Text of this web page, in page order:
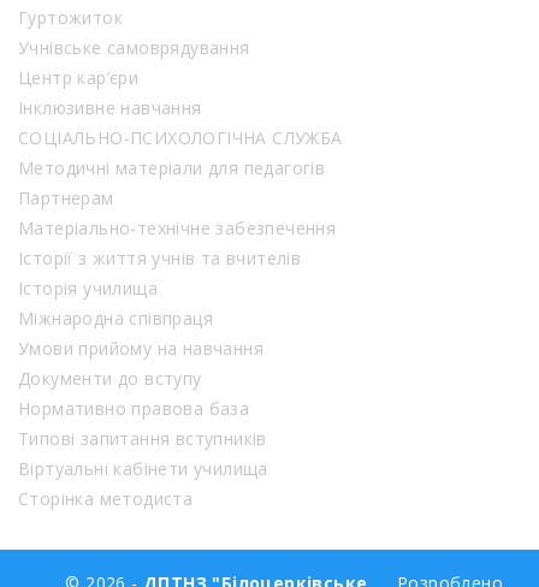
Гуртожиток
Учнівське самоврядування
Центр кар’єри
Інклюзивне навчання
СОЦІАЛЬНО-ПСИХОЛОГІЧНА СЛУЖБА
Методичні матеріали для педагогів
Партнерам
Матеріально-технічне забезпечення
Історії з життя учнів та вчителів
Історія училища
Міжнародна співпраця
Умови прийому на навчання
Документи до вступу
Нормативно правова база
Типові запитання вступників
Віртуальні кабінети училища
Сторінка методиста